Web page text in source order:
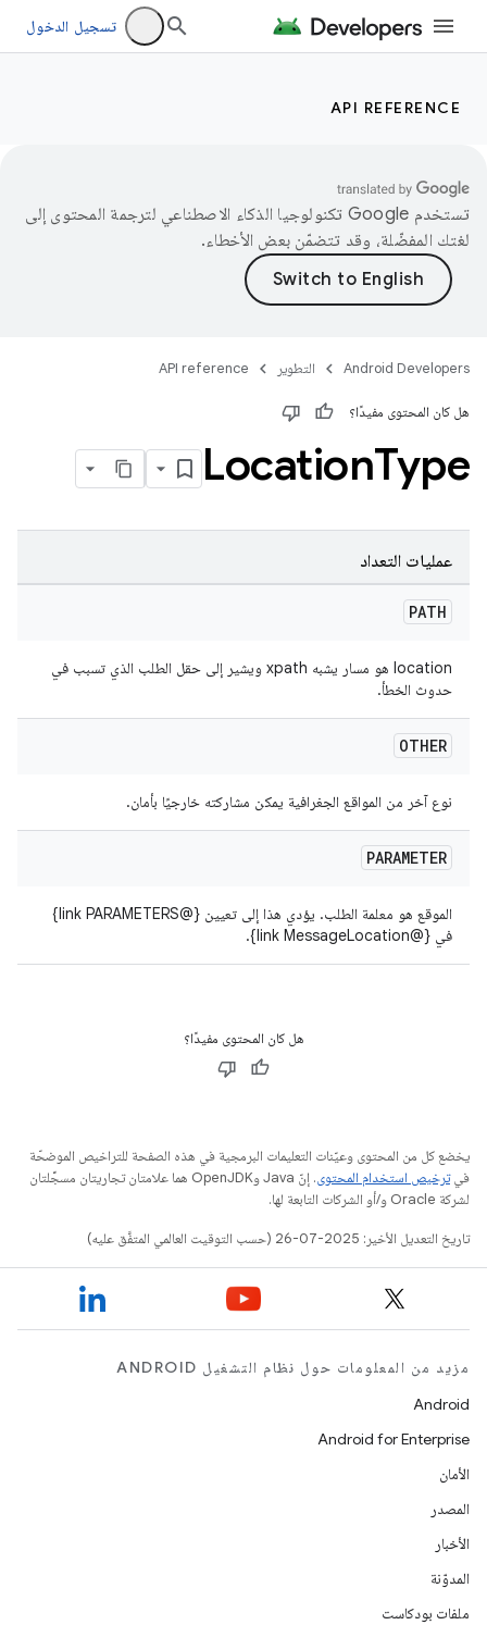
تسجيل الدخول
API REFERENCE
تستخدم Google تكنولوجيا الذكاء الاصطناعي لترجمة المحتوى إلى
لغتك المفضّلة، وقد تتضمّن بعض الأخطاء.
Android Developers التطوير API reference
هل كان المحتوى مفيدًا؟
LocationType
عمليات التعداد
PATH
location هو مسار يشبه xpath ويشير إلى حقل الطلب الذي تسبب في
حدوث الخطأ.
OTHER
نوع آخر من المواقع الجغرافية يمكن مشاركته خارجيًا بأمان.
PARAMETER
الموقع هو معلمة الطلب. يؤدي هذا إلى تعيين {@link PARAMETERS}
في {@link MessageLocation}.
هل كان المحتوى مفيدًا؟
يخضع كل من المحتوى وعيّنات التعليمات البرمجية في هذه الصفحة للتراخيص الموضحّة
فيترخيص استخدام المحتوى
. إنّ Java وOpenJDK هما علامتان تجاريتان مسجَّلتان
لشركة Oracle و/أو الشركات التابعة لها.
تاريخ التعديل الأخير: 2025-07-26 (حسب التوقيت العالمي المتفَّق عليه)
مزيد من المعلومات حول نظام التشغيل ANDROID
Android
Android for Enterprise
الأمان
المصدر
الأخبار
المدوّنة
ملفات بودكاست